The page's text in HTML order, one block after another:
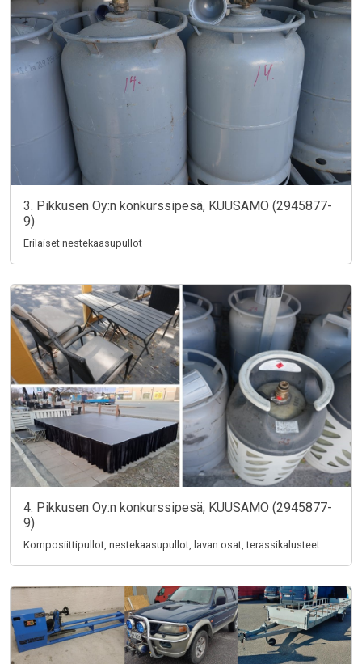
3. Pikkusen Oy:n konkurssipesä, KUUSAMO (2945877-
9)
Erilaiset nestekaasupullot
4. Pikkusen Oy:n konkurssipesä, KUUSAMO (2945877-
9)
Komposiittipullot, nestekaasupullot, lavan osat, terassikalusteet